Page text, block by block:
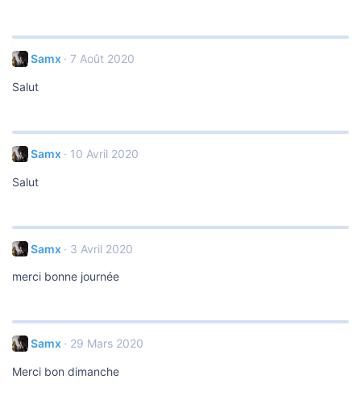
Samx 7 Août 2020
Salut
Samx 10 Avril 2020
Salut
Samx 3 Avril 2020
merci bonne journée
Samx 29 Mars 2020
Merci bon dimanche